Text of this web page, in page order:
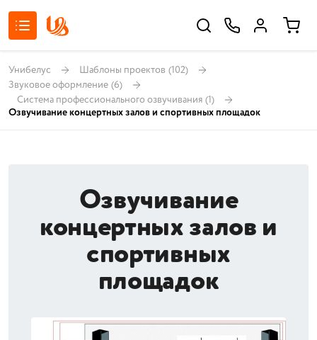
Унибелус Шаблоны проектов (102)
Звуковое оформление (6)
Система профессионального озвучивания (1)
Озвучивание концертных залов и спортивных площадок
Озвучивание
концертных залов и
спортивных
площадок